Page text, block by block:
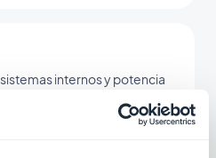
internos y potencia